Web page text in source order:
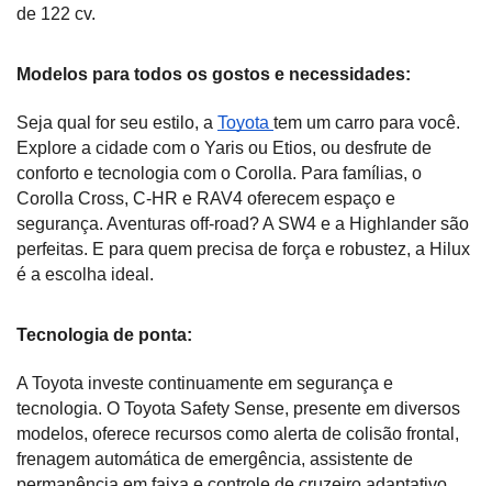
de 122 cv.
Modelos para todos os gostos e necessidades:
Seja qual for seu estilo, a Toyota tem um carro para você.
Explore a cidade com o Yaris ou Etios, ou desfrute de
conforto e tecnologia com o Corolla. Para famílias, o
Corolla Cross, C-HR e RAV4 oferecem espaço e
segurança. Aventuras off-road? A SW4 e a Highlander são
perfeitas. E para quem precisa de força e robustez, a Hilux
é a escolha ideal.
Tecnologia de ponta:
A Toyota investe continuamente em segurança e
tecnologia. O Toyota Safety Sense, presente em diversos
modelos, oferece recursos como alerta de colisão frontal,
frenagem automática de emergência, assistente de